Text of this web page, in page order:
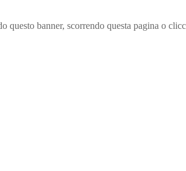
banner, scorrendo questa pagina o